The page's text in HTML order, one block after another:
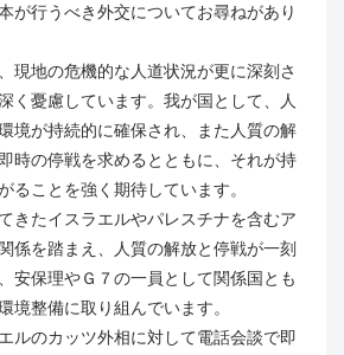
が行うべき外交についてお尋ねがあり
現地の危機的な人道状況が更に深刻さ
く憂慮しています。我が国として、人
境が持続的に確保され、また人質の解
時の停戦を求めるとともに、それが持
ることを強く期待しています。
きたイスラエルやパレスチナを含むア
係を踏まえ、人質の解放と停戦が一刻
安保理やＧ７の一員として関係国とも
境整備に取り組んでいます。
ルのカッツ外相に対して電話会談で即